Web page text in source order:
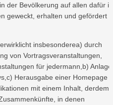
der Bevölkerung auf allen dafür in
geweckt, erhalten und gefördert
insbesonderea) durch
von Vortragsveranstaltungen,
für jedermann,b) Anlage
Herausgabe einer Homepage
mit einem Inhalt, derdem
in denen